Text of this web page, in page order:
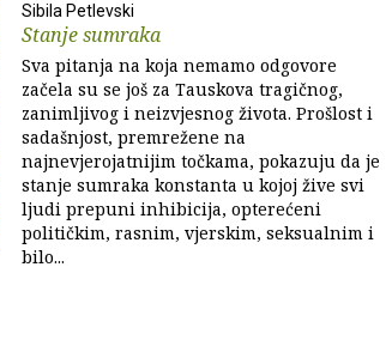
Sibila Petlevski
Stanje sumraka
Sva pitanja na koja nemamo odgovore
začela su se još za Tauskova tragičnog,
zanimljivog i neizvjesnog života. Prošlost i
sadašnjost, premrežene na
najnevjerojatnijim točkama, pokazuju da je
stanje sumraka konstanta u kojoj žive svi
ljudi prepuni inhibicija, opterećeni
političkim, rasnim, vjerskim, seksualnim i
bilo...